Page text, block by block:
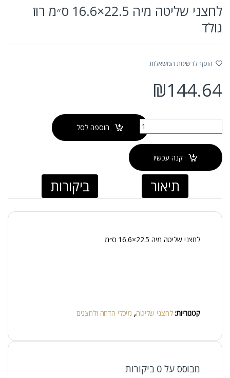
לחצני שליטה מיה 22.5×16.6 ס״מ רוז
גולד
הוסף לרשימת המשאלות
₪144.64
הוספה לסל
קנה עכשיו
תיאור ביקורות
לחצני שליטה מיה 22.5×16.6 ס״מ
קטגוריות:לחצני שליטה, מיכלי הדחה ולחצנים
מבוסס על 0 ביקורות